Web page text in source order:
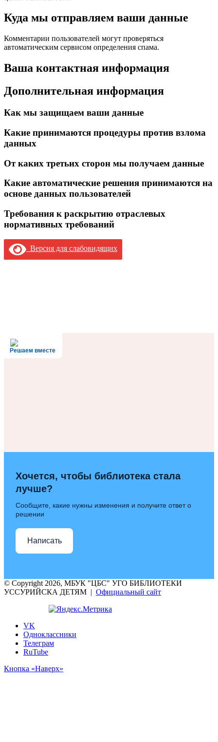
Куда мы отправляем ваши данные
Комментарии пользователей могут проверяться
автоматическим сервисом определения спама.
Ваша контактная информация
Дополнительная информация
Как мы защищаем ваши данные
Какие принимаются процедуры против взлома
данных
От каких третьих сторон мы получаем данные
Какие автоматические решения принимаются на
основе данных пользователей
Требования к раскрытию отраслевых
нормативных требований
Версия для слабовидящих
Решаем вместе
Хочется, чтобы библиотека стала
лучше?
Сообщите, какие нужны изменения и получите ответ о
решении
Написать
© Copyright 2026, МБУК "ЦБС" УГО БИБЛИОТЕКИ
УССУРИЙСКА ДЕТЯМ | Официальный сайт
VK
Одноклассники
Телеграм
RuTube
Кнопка «Наверх»